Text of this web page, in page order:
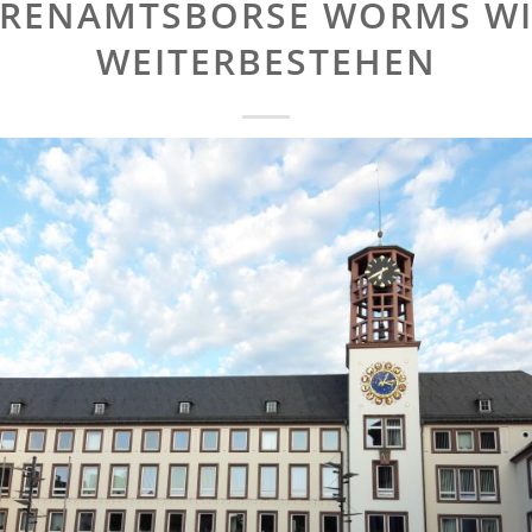
WORMS
WEITERBESTEHEN